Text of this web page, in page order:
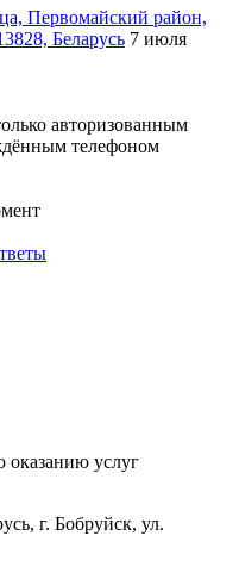
Первомайский район,
Беларусь 7 июля
авторизованным
телефоном
оказанию услуг
г. Бобруйск, ул.